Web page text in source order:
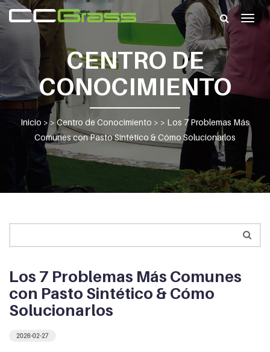
CENTRO DE
CONOCIMIENTO
Inicio > > Centro de Conocimiento > > Los 7 Problemas Más
Comunes con Pasto Sintético & Cómo Solucionarlos
Los 7 Problemas Más Comunes
con Pasto Sintético & Cómo
Solucionarlos
2026-02-27